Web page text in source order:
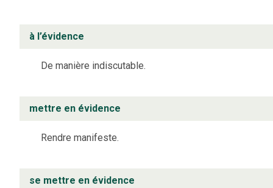
à l’évidence
De manière indiscutable.
mettre en évidence
Rendre manifeste.
se mettre en évidence